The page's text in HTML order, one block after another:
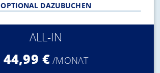
OPTIONAL DAZUBUCHEN
ALL-IN
44,99 € /MONAT